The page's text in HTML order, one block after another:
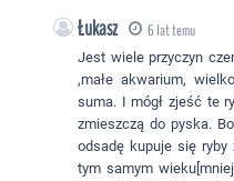
Łukasz 6 lat temu
Jest wiele przyczyn
,małe akwarium,
suma. I mógł zjeść te
zmieszczą do pyska.
odsadę kupuje się
tym samym